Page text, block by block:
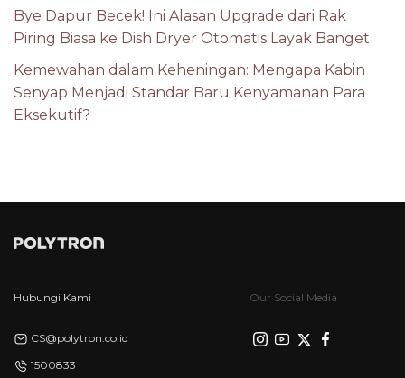
Bye Dapur Becek! Ini Alasan Upgrade dari Rak
Piring Biasa ke Dish Dryer Otomatis Layak Banget
Kemewahan dalam Keheningan: Mengapa Kabin
Senyap Menjadi Standar Baru Kenyamanan Para
Eksekutif?
Hubungi Kami
CS@polytron.co.id
1500833
Our Social Media